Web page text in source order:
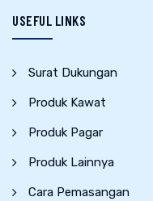
USEFUL LINKS
Surat Dukungan
Produk Kawat
Produk Pagar
Produk Lainnya
Cara Pemasangan